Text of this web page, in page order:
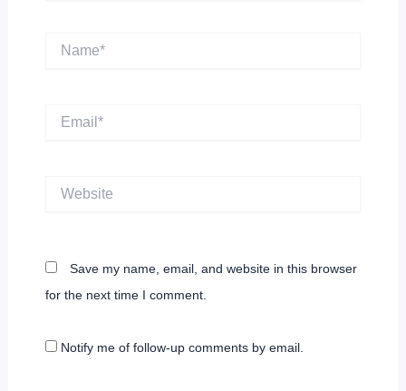
Save my name, email, and website in this browser
for the next time I comment.
Notify me of follow-up comments by email.